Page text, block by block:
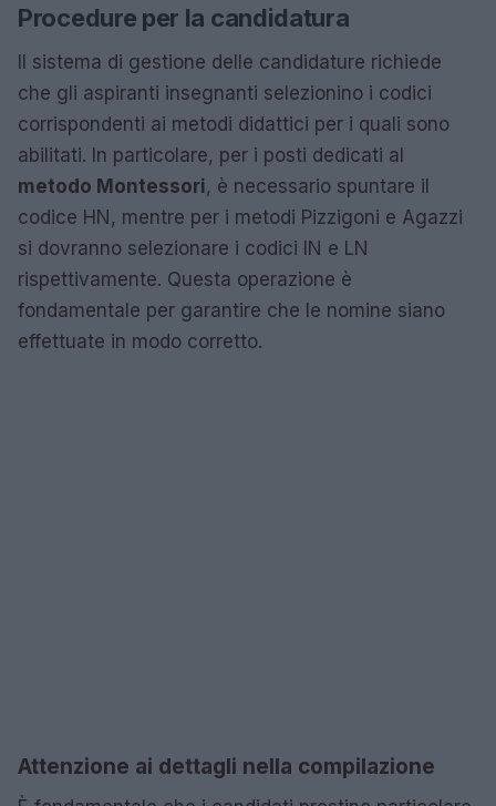
Procedure per la candidatura
Il sistema di gestione delle candidature richiede
che gli aspiranti insegnanti selezionino i codici
corrispondenti ai metodi didattici per i quali sono
abilitati. In particolare, per i posti dedicati al
metodo Montessori, è necessario spuntare il
codice HN, mentre per i metodi Pizzigoni e Agazzi
si dovranno selezionare i codici IN e LN
rispettivamente. Questa operazione è
fondamentale per garantire che le nomine siano
effettuate in modo corretto.
Attenzione ai dettagli nella compilazione